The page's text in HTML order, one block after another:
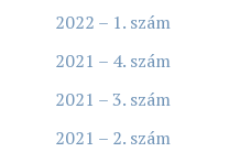
2022 – 1. szám
2021 – 4. szám
2021 – 3. szám
2021 – 2. szám